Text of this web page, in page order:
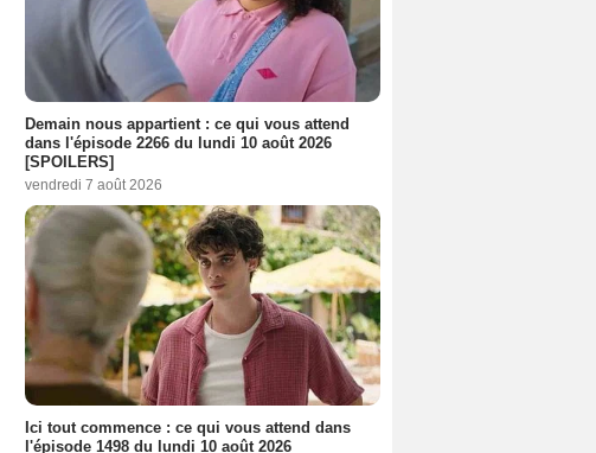
Demain nous appartient : ce qui vous attend
dans l'épisode 2266 du lundi 10 août 2026
[SPOILERS]
vendredi 7 août 2026
Ici tout commence : ce qui vous attend dans
l'épisode 1498 du lundi 10 août 2026